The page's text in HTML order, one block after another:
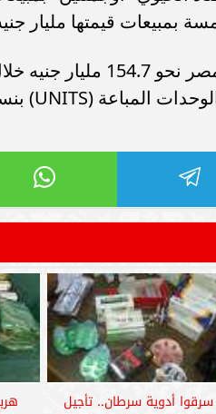
بمبيعات قيمتها مليار
سرقوا أدوية سرطان.. تأجيل